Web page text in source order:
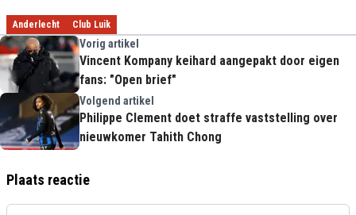
Anderlecht Club Luik
Vorig artikel
Vincent Kompany keihard aangepakt door eigen
fans: "Open brief"
Volgend artikel
Philippe Clement doet straffe vaststelling over
nieuwkomer Tahith Chong
Plaats reactie